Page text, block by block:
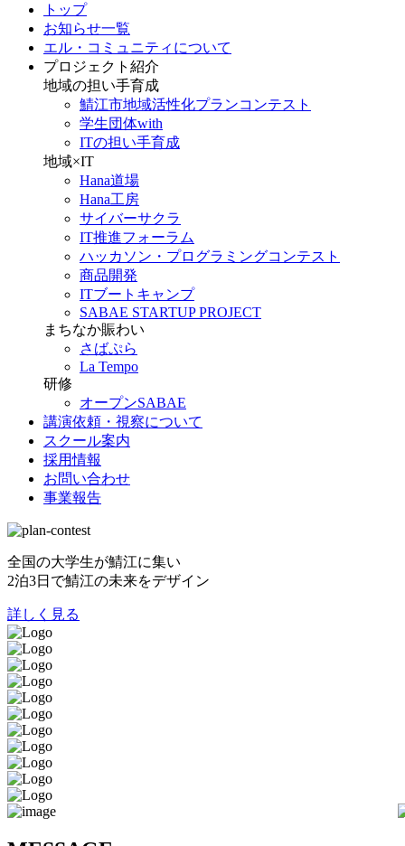
トップ
お知らせ一覧
エル・コミュニティについて
プロジェクト紹介
地域の担い手育成
鯖江市地域活性化プランコンテスト
学生団体with
ITの担い手育成
地域×IT
Hana道場
Hana工房
サイバーサクラ
IT推進フォーラム
ハッカソン・プログラミングコンテスト
商品開発
ITブートキャンプ
SABAE STARTUP PROJECT
まちなか賑わい
さばぷら
La Tempo
研修
オープンSABAE
講演依頼・視察について
スクール案内
採用情報
お問い合わせ
事業報告
全国の大学生が鯖江に集い
2泊3日で鯖江の未来をデザイン
詳しく見る